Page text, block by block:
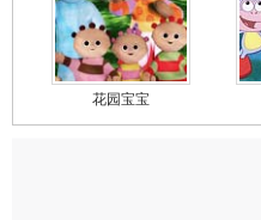
花园宝宝